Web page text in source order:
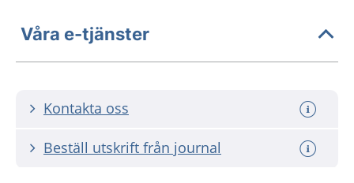
Våra e-tjänster
Kontakta oss
Beställ utskrift från journal